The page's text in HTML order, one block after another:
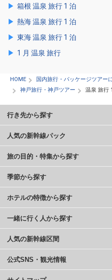
箱根 温泉 旅行 1 泊
熱海 温泉 旅行 1 泊
東海 温泉 旅行 1 泊
1 月 温泉 旅行
HOME
国内旅行・パッケージツアー
神戸旅行・神戸ツアー
温泉 旅行
行き先から探す
人気の新幹線パック
旅の目的・特集から探す
季節から探す
ホテルの特徴から探す
一緒に行く人から探す
人気の新幹線区間
公式SNS・観光情報